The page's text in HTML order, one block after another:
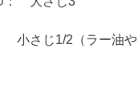
枚
大さじ1
： 大さじ3